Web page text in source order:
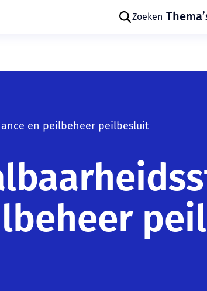
Zoeken
en peilbeheer peilbesluit